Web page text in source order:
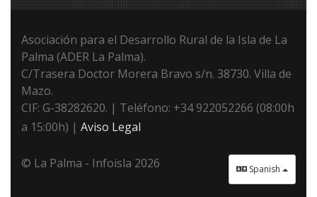
Asociación para el Desarrollo Rural de la Isla de La
Palma (ADER La Palma).
C/Trasera Doctor Morera Bravo s/n. 38730. Villa de
Mazo.
CIF: G-38282620. | Teléfono: +34 922052266 (08:00h
a 15:00h) | Aviso Legal
Spanish
© La Palma - Infoisla 2026